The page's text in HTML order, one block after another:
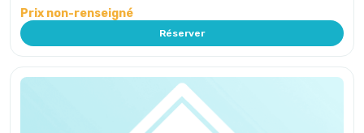
Prix non-renseigné
Réserver